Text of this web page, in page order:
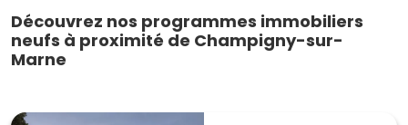
Découvrez nos programmes immobiliers
neufs à proximité de Champigny-sur-
Marne